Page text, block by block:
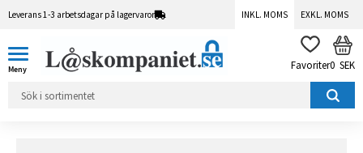
Leverans 1-3 arbetsdagar på lagervaror INKL. MOMS EXKL. MOMS
FAVORITER
0 SEK